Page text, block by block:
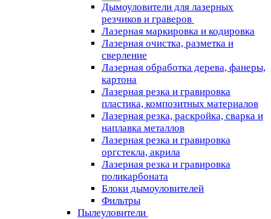
Дымоуловители для лазерных
резчиков и граверов
Лазерная маркировка и кодировка
Лазерная очистка, разметка и
сверление
Лазерная обработка дерева, фанеры,
картона
Лазерная резка и гравировка
пластика, композитных материалов
Лазерная резка, раскройка, сварка и
наплавка металлов
Лазерная резка и гравировка
оргстекла, акрила
Лазерная резка и гравировка
поликарбоната
Блоки дымоуловителей
Фильтры
Пылеуловители